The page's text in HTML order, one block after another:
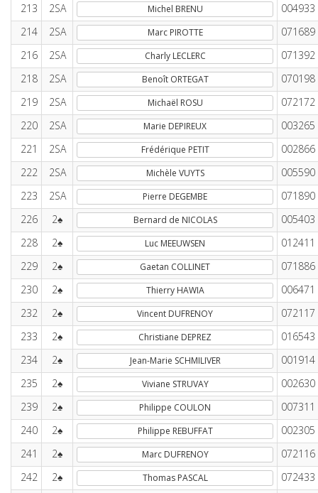
213 2SA Michel BRENU
004933
214
2SA Marc PIROTTE
071689
216
2SA Charly LECLERC
071392
218
2SA Benoît ORTEGAT
070198
219
2SA Michaël ROSU
072172
220
2SA Marie DEPIREUX
003265
221
2SA Frédérique PETIT
002866
222
2SA Michèle VUYTS
005590
223
2SA Pierre DEGEMBE
071890
226
2♠ Bernard de NICOLAS
005403
228
2♠ Luc MEEUWSEN
012411
229
2♠ Gaetan COLLINET
071886
230
2♠ Thierry HAWIA
006471
232
2♠ Vincent DUFRENOY
072117
233
2♠ Christiane DEPREZ
016543
234
2♠ Jean-Marie SCHMILIVER
001914
235
2♠ Viviane STRUVAY
002630
239
2♠ Philippe COULON
007311
240
2♠ Philippe REBUFFAT
002305
241
2♠ Marc DUFRENOY
072116
242
2♠ Thomas PASCAL
072433